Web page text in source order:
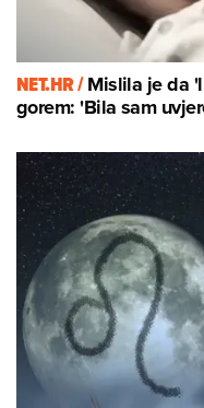
NET.HR /Mislila je da
gorem: 'Bila sam